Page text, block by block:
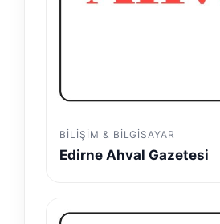
BILIŞIM & BILGISAYAR
Edirne Ahval Gazetesi